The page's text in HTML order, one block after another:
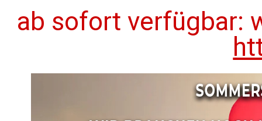
ab sofort verfügbar: